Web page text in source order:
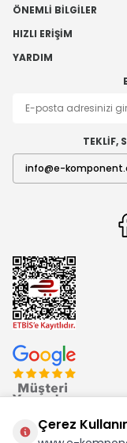
ÖNEMLI BILGILER
HIZLI ERIŞIM
YARDIM
TEKLİF,
Çerez